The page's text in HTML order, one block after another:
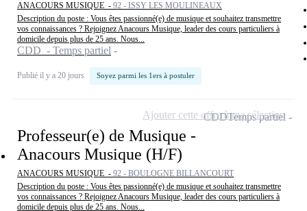
ANACOURS MUSIQUE - 92 - ISSY LES MOULINEAUX
Description du poste : Vous êtes passionné(e) de musique et souhaitez transmettre
vos connaissances ? Rejoignez Anacours Musique, leader des cours particuliers à
domicile depuis plus de 25 ans. Nous...
CDD - Temps partiel
Publié il y a 20 jours Soyez parmi les 1ers à postuler
Professeur(e) de Musique -
Anacours Musique (H/F)
ANACOURS MUSIQUE - 92 - BOULOGNE BILLANCOURT
Description du poste : Vous êtes passionné(e) de musique et souhaitez transmettre
vos connaissances ? Rejoignez Anacours Musique, leader des cours particuliers à
domicile depuis plus de 25 ans. Nous...
CDDTemps partiel
Ajouter cette offre à ma sélection